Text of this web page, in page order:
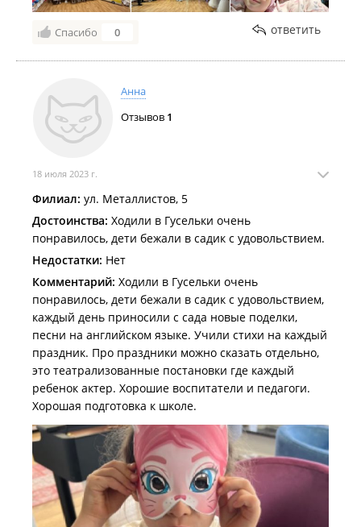
летом ходит ! Она для всех ,как мама стала и для
детей и родителей ! С ней можно поговорить о бо
Вам огромное за этот труд и создание атмосферы в
проводят вместе время выходные ! Хорошей Вам
работы и процветания ! И кому достанется наша
Лариса Владимировна поймут со временем как им
Спасибо 0 ответить
Анна
Отзывов 1
18 июля 2023 г.
Филиал: ул. Металлистов, 5
Достоинства: Ходили в Гусельки очень
понравилось, дети бежали в садик с удовольствием.
Недостатки: Нет
Комментарий: Ходили в Гусельки очень
понравилось, дети бежали в садик с удовольствием,
каждый день приносили с сада новые поделки,
песни на английском языке. Учили стихи на каждый
праздник. Про праздники можно сказать отдельно,
это театрализованные постановки где каждый
ребенок актер. Хорошие воспитатели и педагоги.
Хорошая подготовка к школе.